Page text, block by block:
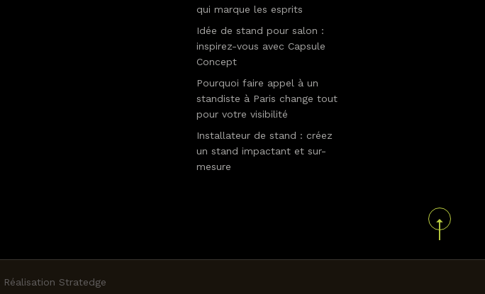
qui marque les esprits
Idée de stand pour salon :
inspirez-vous avec Capsule
Concept
Pourquoi faire appel à un
standiste à Paris change tout
pour votre visibilité
Installateur de stand : créez
un stand impactant et sur-
mesure
Réalisation Stratedge